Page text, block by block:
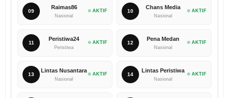
09
Raimas86
Nasional
AKTIF 10
Chans Media
Nasional
AKTIF
11
Peristiwa24
Peristiwa
AKTIF 12
Pena Medan
Nasional
AKTIF
13
Lintas Nusantara
Nasional
AKTIF 14
Lintas Peristiwa
Nasional
AKTIF